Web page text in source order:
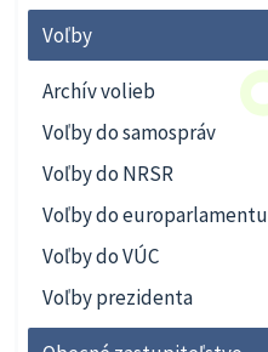
Voľby
Archív volieb
Voľby do samospráv
Voľby do NRSR
Voľby do europarlamentu
Voľby do VÚC
Voľby prezidenta